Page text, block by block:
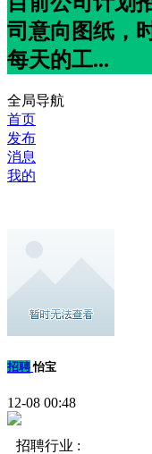
司意向图纸，
每天的工...
全局导航
首页
发布
消息
我的
招聘 怡宝
12-08 00:48
招聘行业 :